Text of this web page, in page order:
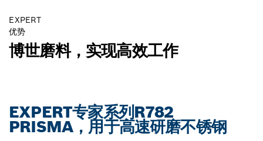
EXPERT
优势
博世磨料，实现高效工作
EXPERT专家系列R782
PRISMA，用于高速研磨不锈钢